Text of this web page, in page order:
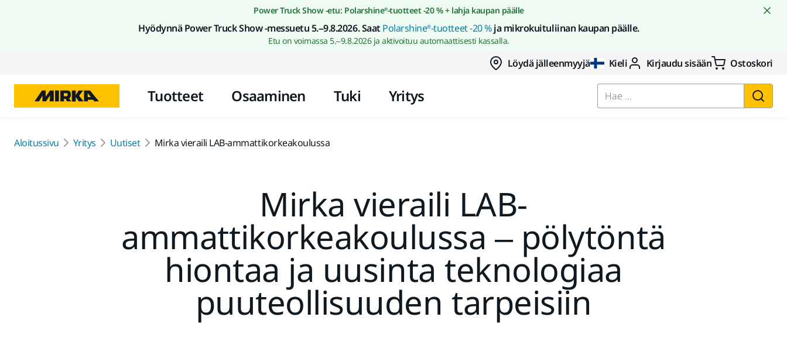
Siirry sisältöön
Power Truck Show -etu: Polarshine®-tuotteet -20 % + lahja kaupan päälle
Hyödynnä Power Truck Show -messuetu 5.–9.8.2026. Saat Polarshine®-tuotteet -20 %ja mikrokuituliinan kaupan päälle.
Etu on voimassa 5.–9.8.2026 ja aktivoituu automaattisesti kassalla.
Löydä jälleenmyyjä Kieli Kirjaudu sisään Ostoskori
Tuotteet Osaaminen Tuki Yritys Hae ...
Aloitussivu Yritys Uutiset Mirka vieraili LAB-ammattikorkeakoulussa
Mirka vieraili LAB-
ammattikorkeakoulussa – pölytöntä
hiontaa ja uusinta teknologiaa
puuteollisuuden tarpeisiin